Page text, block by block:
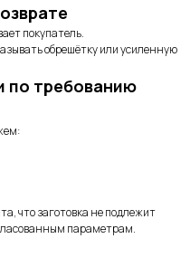
покупатель.
обрешётку или усиленную
по требованию
что заготовка не подлежит
параметрам.